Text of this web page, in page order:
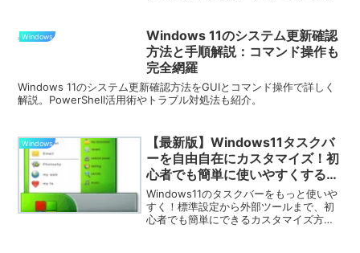
しれません。例えば、特定のアプリケー
ションのパフォーマンスを向上させるた
めや、他のセキュリティソフトウェアを
テストするためです。この記事ではバッ
チファイルでMicrosoft Defenderを無効
にする方法を説明しています。
Windows
Windows 11のシステム更新確認
方法と手順解説：コマンド操作も
完全網羅
Windows 11のシステム更新確認方法をGUIとコマンド操作で詳しく
解説。PowerShell活用術やトラブル対処法も紹介。
Windows
【最新版】Windows11タスクバ
ーを自由自在にカスタマイズ！初
心者でも簡単に使いやすくする方
法まとめ
Windows11のタスクバーをもっと使いや
すく！標準設定から外部ツールまで、初
心者でも簡単にできるカスタマイズ方法